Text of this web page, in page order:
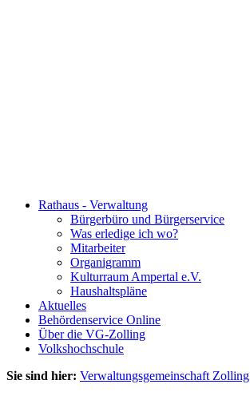
Rathaus - Verwaltung
Bürgerbüro und Bürgerservice
Was erledige ich wo?
Mitarbeiter
Organigramm
Kulturraum Ampertal e.V.
Haushaltspläne
Aktuelles
Behördenservice Online
Über die VG-Zolling
Volkshochschule
Sie sind hier: Verwaltungsgemeinschaft Zolling